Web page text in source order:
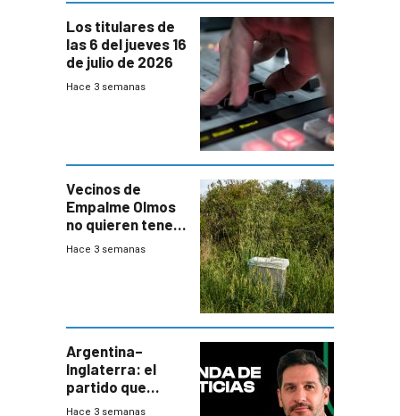
Los titulares de
las 6 del jueves 16
de julio de 2026
Hace 3 semanas
Vecinos de
Empalme Olmos
no quieren tener
cerca una planta
departamental
Hace 3 semanas
Argentina–
Inglaterra: el
partido que
nunca termina
Hace 3 semanas